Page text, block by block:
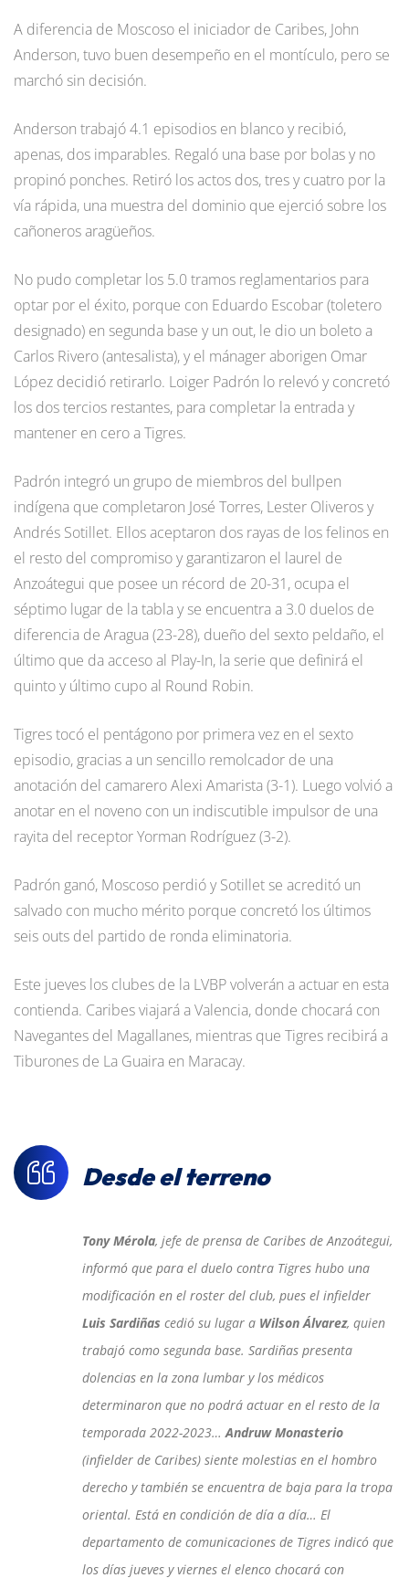
A diferencia de Moscoso el iniciador de Caribes, John
Anderson, tuvo buen desempeño en el montículo, pero se
marchó sin decisión.
Anderson trabajó 4.1 episodios en blanco y recibió,
apenas, dos imparables. Regaló una base por bolas y no
propinó ponches. Retiró los actos dos, tres y cuatro por la
vía rápida, una muestra del dominio que ejerció sobre los
cañoneros aragüeños.
No pudo completar los 5.0 tramos reglamentarios para
optar por el éxito, porque con Eduardo Escobar (toletero
designado) en segunda base y un out, le dio un boleto a
Carlos Rivero (antesalista), y el mánager aborigen Omar
López decidió retirarlo. Loiger Padrón lo relevó y concretó
los dos tercios restantes, para completar la entrada y
mantener en cero a Tigres.
Padrón integró un grupo de miembros del bullpen
indígena que completaron José Torres, Lester Oliveros y
Andrés Sotillet. Ellos aceptaron dos rayas de los felinos en
el resto del compromiso y garantizaron el laurel de
Anzoátegui que posee un récord de 20-31, ocupa el
séptimo lugar de la tabla y se encuentra a 3.0 duelos de
diferencia de Aragua (23-28), dueño del sexto peldaño, el
último que da acceso al Play-In, la serie que definirá el
quinto y último cupo al Round Robin.
Tigres tocó el pentágono por primera vez en el sexto
episodio, gracias a un sencillo remolcador de una
anotación del camarero Alexi Amarista (3-1). Luego volvió a
anotar en el noveno con un indiscutible impulsor de una
rayita del receptor Yorman Rodríguez (3-2).
Padrón ganó, Moscoso perdió y Sotillet se acreditó un
salvado con mucho mérito porque concretó los últimos
seis outs del partido de ronda eliminatoria.
Este jueves los clubes de la LVBP volverán a actuar en esta
contienda. Caribes viajará a Valencia, donde chocará con
Navegantes del Magallanes, mientras que Tigres recibirá a
Tiburones de La Guaira en Maracay.
Desde el terreno
Tony Mérola, jefe de prensa de Caribes de Anzoátegui,
informó que para el duelo contra Tigres hubo una
modificación en el roster del club, pues el infielder
Luis Sardiñas cedió su lugar a Wilson Álvarez, quien
trabajó como segunda base. Sardiñas presenta
dolencias en la zona lumbar y los médicos
determinaron que no podrá actuar en el resto de la
temporada 2022-2023… Andruw Monasterio
(infielder de Caribes) siente molestias en el hombro
derecho y también se encuentra de baja para la tropa
oriental. Está en condición de día a día… El
departamento de comunicaciones de Tigres indicó que
los días jueves y viernes el elenco chocará con